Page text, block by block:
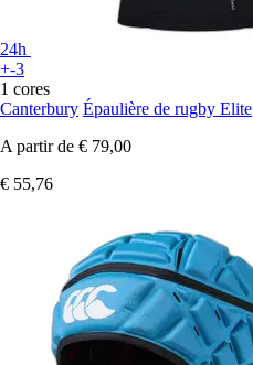
24h
+-3
1 cores
Canterbury Épaulière de rugby Elite
A partir de € 79,00
€ 55,76